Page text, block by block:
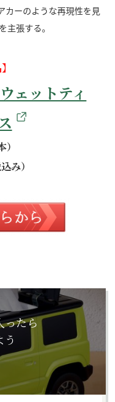
カーのような再現性を見
主張する。
ェットティ
み）
ったら
う